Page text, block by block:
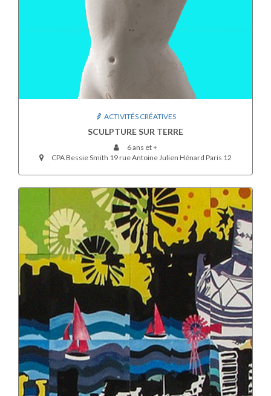
ACTIVITÉS CRÉATIVES
SCULPTURE SUR TERRE
6 ans et +
CPA Bessie Smith 19 rue Antoine Julien Hénard Paris 12